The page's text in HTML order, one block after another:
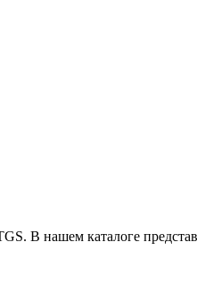
В нашем каталоге